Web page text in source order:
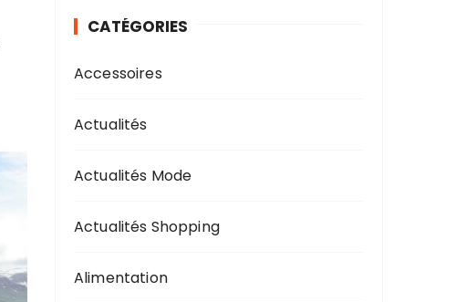
CATÉGORIES
Accessoires
Actualités
Actualités Mode
Actualités Shopping
Alimentation